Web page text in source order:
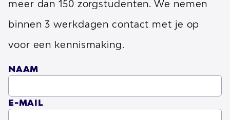
technologische oplossingen. Hun
vooruitstrevende benadering streeft
ernaar om elke dag zo goed mogelijk te
Eemhartzorgt voor een breed scala aan
meer dan 150 zorgstudenten. We nemen
binnen 3 werkdagen contact met je op
voor een kennismaking.
NAAM
E-MAIL